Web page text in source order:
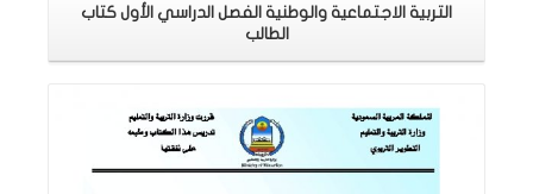
التربية الاجتماعية والوطنية الفصل الدراسي الأول كتاب
الطالب